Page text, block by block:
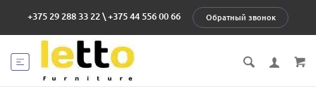
+375 29 288 33 22 \ +375 44 556 00 66 Обратный звонок